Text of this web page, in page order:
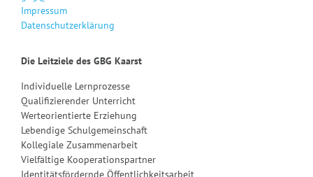
Impressum
Datenschutzerklärung
Die Leitziele des GBG Kaarst
Individuelle Lernprozesse
Qualifizierender Unterricht
Werteorientierte Erziehung
Lebendige Schulgemeinschaft
Kollegiale Zusammenarbeit
Vielfältige Kooperationspartner
Identitätsfördernde Öffentlichkeitsarbeit